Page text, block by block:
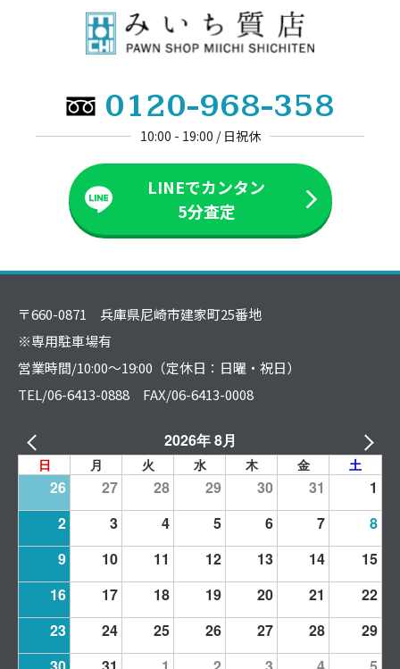
0120-968-358
10:00 - 19:00 / 日祝休
LINEでカンタン
5分査定
〒660-0871 兵庫県尼崎市建家町25番地
※専用駐車場有
営業時間/10:00～19:00（定休日：日曜・祝日）
TEL/06-6413-0888 FAX/06-6413-0008
2026年 8月
日 月 火 水 木 金 土
26 27 28 29 30 31
1
2
3 4 5 6 7
8
9
10 11 12 13 14
15
16
17 18 19 20 21
22
23
24 25 26 27 28
29